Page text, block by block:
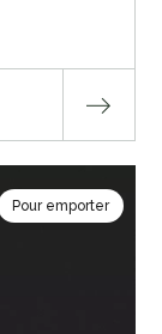
Pour emporter